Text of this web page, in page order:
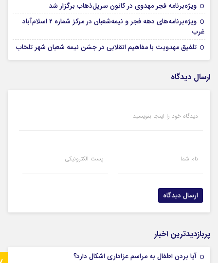
ویژه‌برنامه‌ فجر مهدوی در کانون سرپل‌ذهاب برگزار شد
ویژه‌برنامه‌های دهه فجر و نیمه‌شعبان در مرکز شماره ۲ اسلام‌آباد
غرب
تلفیق مهدویت با مفاهیم انقلابی در جشن نیمه شعبان شهر تلخاب
ارسال دیدگاه
دیدگاه خود را اینجا بنویسید
نام شما پست الکترونیکی
پربازدیدترین اخبار
آیا بردن اطفال به مراسم عزادارى اشکال دارد؟